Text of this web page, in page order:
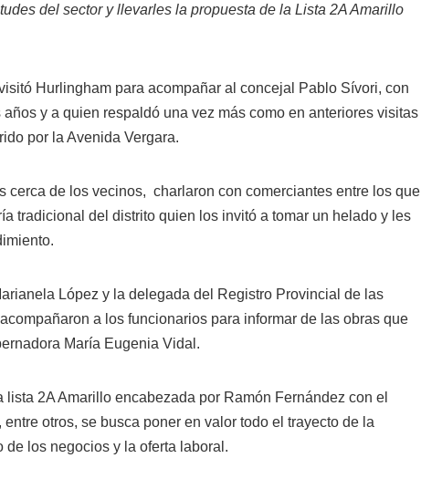
del sector y llevarles la propuesta de la Lista 2A Amarillo
Hurlingham para acompañar al concejal Pablo Sívori, con
y a quien respaldó una vez más como en anteriores visitas
por la Avenida Vergara.
cerca de los vecinos, charlaron con comerciantes entre los que
tradicional del distrito quien los invitó a tomar un helado y les
López y la delegada del Registro Provincial de las
a los funcionarios para informar de las obras que
María Eugenia Vidal.
2A Amarillo encabezada por Ramón Fernández con el
otros, se busca poner en valor todo el trayecto de la
los negocios y la oferta laboral.